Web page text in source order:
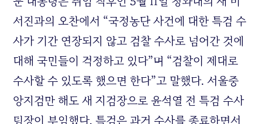
서진과의 오찬에서 “국정농단 사건에 대한 특검 수
사가 기간 연장되지 않고 검찰 수사로 넘어간 것에
대해 국민들이 걱정하고 있다”며 “검찰이 제대로
수사할 수 있도록 했으면 한다”고 말했다. 서울중
앙지검만 해도 새 지검장으로 윤석열 전 특검 수사
팀장이 부임했다. 특검은 과거 수사를 종료하면서